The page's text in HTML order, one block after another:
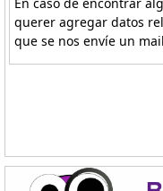
querer agregar datos
que se nos envíe un